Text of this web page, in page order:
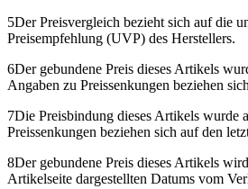
5Der Preisvergleich bezieht sich auf die
Preisempfehlung (UVP) des Herstellers.
6Der gebundene Preis dieses Artikels
Angaben zu Preissenkungen beziehen
7Die Preisbindung dieses Artikels wurde
Preissenkungen beziehen sich auf den
8Der gebundene Preis dieses Artikels
Artikelseite dargestellten Datums vom